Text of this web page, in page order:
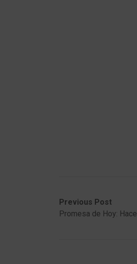
Previous Post
Promesa de Hoy: